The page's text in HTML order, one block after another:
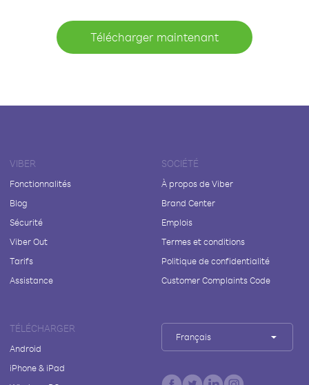
Télécharger maintenant
VIBER
Fonctionnalités
Blog
Sécurité
Viber Out
Tarifs
Assistance
SOCIÉTÉ
À propos de Viber
Brand Center
Emplois
Termes et conditions
Politique de confidentialité
Customer Complaints Code
TÉLÉCHARGER
Android
iPhone & iPad
Français